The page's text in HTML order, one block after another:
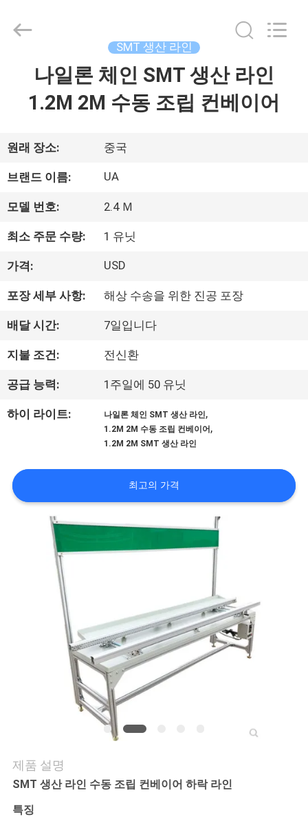
품
우
리
여
공
장
행
요
뉴
supplier.
Copyright
AUTOMATION
SMT 생산 라인
나일론 체인 SMT 생산 라인
1.2M 2M 수동 조립 컨베이어
원래 장소: 중국
브랜드 이름: UA
모델 번호: 2.4 Ｍ
최소 주문 수량: 1 유닛
가격: USD
포장 세부 사항: 해상 수송을 위한 진공 포장
배달 시간: 7일입니다
지불 조건: 전신환
공급 능력: 1주일에 50 유닛
하이 라이트: 나일론 체인 SMT 생산 라인,
1.2M 2M 수동 조립 컨베이어 ,
1.2M 2M SMT 생산 라인
최고의 가격
제품 설명
SMT 생산 라인 수동 조립 컨베이어 하락 라인
특징